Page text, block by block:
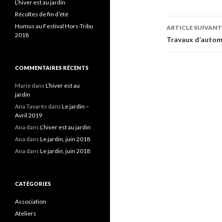
des
ARTICLE SUIVANT
Travaux
L’hiver est au jardin
Récoltes de fin d’été
Humus au Festival Hors-Tribu
2018
COMMENTAIRES RÉCENTS
Marie dans L’hiver est au
jardin
Ana Tavarès dans Le jardin –
Avril 2019
Ana dans L’hiver est au jardin
Ana dans Le jardin, juin 2018
Ana dans Le jardin, juin 2018
CATÉGORIES
Association
Ateliers